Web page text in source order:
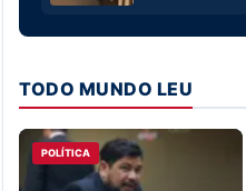
TODO MUNDO LEU
POLÍTICA